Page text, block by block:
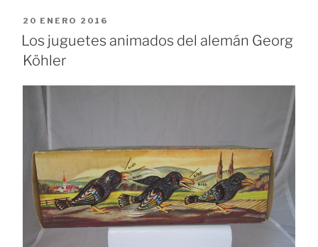
PUBLICADO
EL
20 ENERO 2016
Los juguetes animados del alemán Georg
Köhler